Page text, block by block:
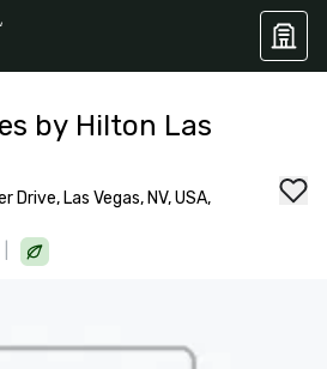
by Hilton Las
Las Vegas, NV, USA,